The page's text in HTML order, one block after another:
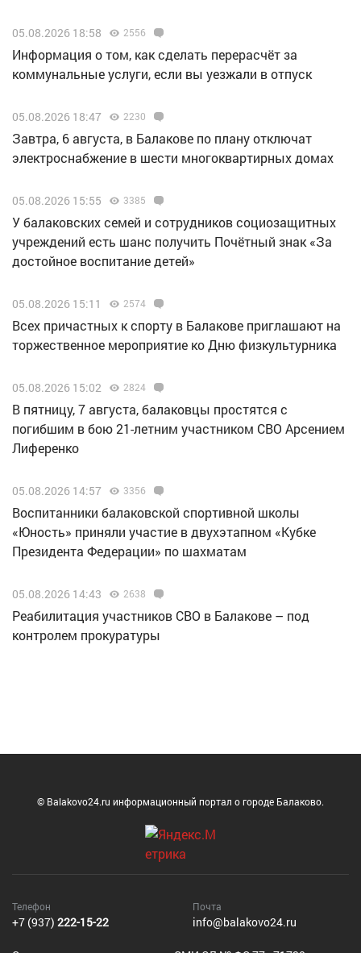
05.08.2026 18:58 2556
Информация о том, как сделать перерасчёт за
коммунальные услуги, если вы уезжали в отпуск
05.08.2026 18:47 2230
Завтра, 6 августа, в Балакове по плану отключат
электроснабжение в шести многоквартирных домах
05.08.2026 15:55 3385
У балаковских семей и сотрудников социозащитных
учреждений есть шанс получить Почётный знак «За
достойное воспитание детей»
05.08.2026 15:11 2574
Всех причастных к спорту в Балакове приглашают на
торжественное мероприятие ко Дню физкультурника
05.08.2026 15:02 2824
В пятницу, 7 августа, балаковцы простятся с
погибшим в бою 21-летним участником СВО Арсением
Лиференко
05.08.2026 14:57 3356
Воспитанники балаковской спортивной школы
«Юность» приняли участие в двухэтапном «Кубке
Президента Федерации» по шахматам
05.08.2026 14:43 2638
Реабилитация участников СВО в Балакове – под
контролем прокуратуры
© Balakovo24.ru информационный портал о городе Балаково.
Телефон
+7 (937) 222-15-22
Почта
info@balakovo24.ru